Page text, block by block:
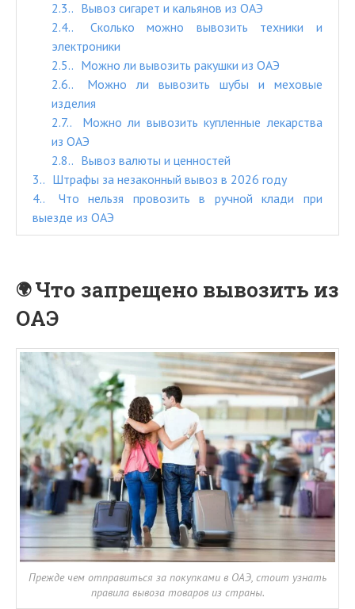
2.3.
Вывоз сигарет и кальянов из ОАЭ
2.4.
Сколько можно вывозить техники и
электроники
2.5.
Можно ли вывозить ракушки из ОАЭ
2.6.
Можно ли вывозить шубы и меховые
изделия
2.7.
Можно ли вывозить купленные лекарства
из ОАЭ
2.8.
Вывоз валюты и ценностей
3.
Штрафы за незаконный вывоз в 2026 году
4.
Что нельзя провозить в ручной клади при
выезде из ОАЭ
Что запрещено вывозить из
ОАЭ
Прежде чем отправиться за покупками в ОАЭ, стоит узнать
правила вывоза товаров из страны.